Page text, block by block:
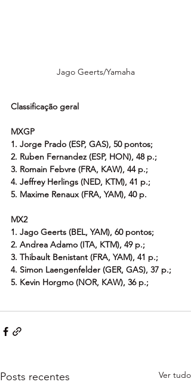
Jago Geerts/Yamaha
Classificação geral
MXGP
1. Jorge Prado (ESP, GAS), 50 pontos;
2. Ruben Fernandez (ESP, HON), 48 p.;
3. Romain Febvre (FRA, KAW), 44 p.;
4. Jeffrey Herlings (NED, KTM), 41 p.;
5. Maxime Renaux (FRA, YAM), 40 p.
MX2
1. Jago Geerts (BEL, YAM), 60 pontos;
2. Andrea Adamo (ITA, KTM), 49 p.;
3. Thibault Benistant (FRA, YAM), 41 p.;
4. Simon Laengenfelder (GER, GAS), 37 p.;
5. Kevin Horgmo (NOR, KAW), 36 p.;
Posts recentes Ver tudo